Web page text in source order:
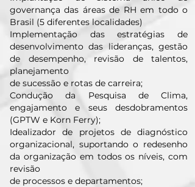
governança das áreas de RH em todo o
Brasil (5 diferentes localidades)
Implementação das estratégias de
desenvolvimento das lideranças, gestão
de desempenho, revisão de talentos,
planejamento
de sucessão e rotas de carreira;
Condução da Pesquisa de Clima,
engajamento e seus desdobramentos
(GPTW e Korn Ferry);
Idealizador de projetos de diagnóstico
organizacional, suportando o redesenho
da organização em todos os níveis, com
revisão
de processos e departamentos;